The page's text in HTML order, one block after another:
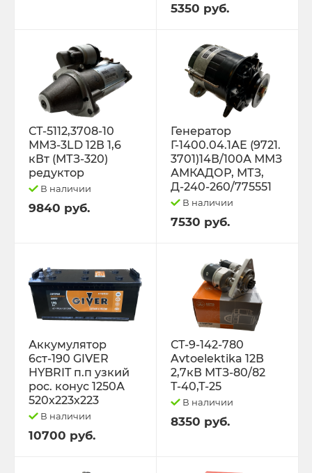
5350 руб.
СТ-5112,3708-10
ММЗ-3LD 12В 1,6
кВт (МТЗ-320)
редуктор
В наличии
9840 руб.
Генератор
Г-1400.04.1АЕ (9721.
3701)14В/100А ММЗ
АМКАДОР, МТЗ,
Д-240-260/775551
В наличии
7530 руб.
Аккумулятор
6ст-190 GIVER
HYBRIT п.п узкий
рос. конус 1250А
520х223х223
В наличии
10700 руб.
СТ-9-142-780
Avtoelektika 12В
2,7кВ МТЗ-80/82
Т-40,Т-25
В наличии
8350 руб.
Трактор К-701 К-744 К-702
Трактор МТЗ-1221 1522 1523 1025 2022.3
Д-260
Трактор МТЗ-320
Трактор МТЗ-82 Д-243 Д-245
Трактор Т-130,170
Трактор Т-25,Т-16 Т-30 Т-45 Т-2048
Трактор Т-40, ЛТЗ-55/60 (Д-144)
Трактор Т-70С
Трактор ЮМЗ-6
ТУРБОКОМПРЕССОРЫ